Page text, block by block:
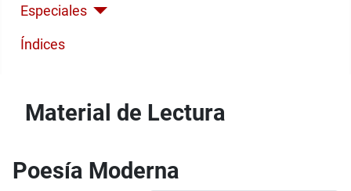
Especiales
Índices
Material de Lectura
Poesía Moderna